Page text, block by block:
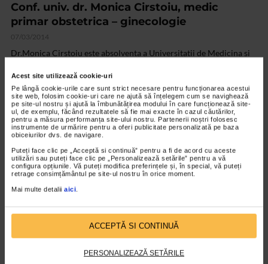
Acest site utilizează cookie-uri
Pe lângă cookie-urile care sunt strict necesare pentru funcționarea acestui
site web, folosim cookie-uri care ne ajută să înțelegem cum se navighează
pe site-ul nostru și ajută la îmbunătățirea modului în care funcționează site-
ul, de exemplu, făcând rezultatele să fie mai exacte în cazul căutărilor,
pentru a măsura performanța site-ului nostru. Partenerii noștri folosesc
instrumente de urmărire pentru a oferi publicitate personalizată pe baza
obiceiurilor dvs. de navigare.
Puteți face clic pe „Acceptă si continuă” pentru a fi de acord cu aceste
utilizări sau puteți face clic pe „Personalizează setările” pentru a vă
configura opțiunile. Vă puteți modifica preferințele și, în special, vă puteți
retrage consimțământul pe site-ul nostru în orice moment.
Mai multe detalii aici
ACCEPTĂ SI CONTINUĂ
PERSONALIZEAZĂ SETĂRILE
Conf. univ. dr. Monica Cirstoiu, medic
primar obstetrica – ginecologie
07/03/2014
Dr.Monica Cirstoiu este absolventa a Universitatii de Medicina si
lucrul in Spitalul...
RECOMANDĂRI
TABARA DE VARA CATENA
Școala de Vară Catena,
Eforie Sud, 2023